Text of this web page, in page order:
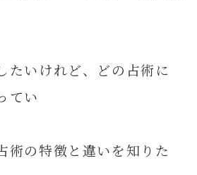
たいけれど、どの占術に
てい
術の特徴と違いを知りた